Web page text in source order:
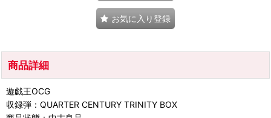
お気に入り登録
商品詳細
遊戯王OCG
収録弾：QUARTER CENTURY TRINITY BOX